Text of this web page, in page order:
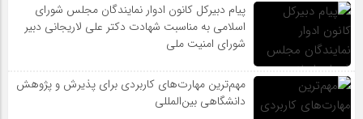
پیام دبیرکل کانون ادوار نمایندگان مجلس شورای
اسلامی به مناسبت شهادت دکتر علی لاریجانی دبیر
شورای امنیت ملی
مهم‌ترین مهارت‌های کاربردی برای پذیرش و پژوهش
دانشگاهی بین‌المللی